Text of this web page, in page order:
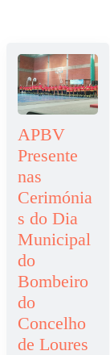
APBV
Presente
nas
Cerimónia
s do Dia
Municipal
do
Bombeiro
do
Concelho
de Loures